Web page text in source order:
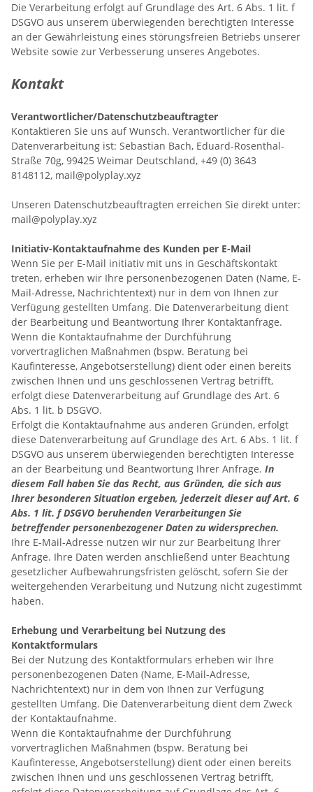
Die Verarbeitung erfolgt auf Grundlage des Art. 6 Abs. 1 lit. f
DSGVO aus unserem überwiegenden berechtigten Interesse
an der Gewährleistung eines störungsfreien Betriebs unserer
Website sowie zur Verbesserung unseres Angebotes.
Kontakt
Verantwortlicher/Datenschutzbeauftragter
Kontaktieren Sie uns auf Wunsch. Verantwortlicher für die
Datenverarbeitung ist: Sebastian Bach, Eduard-Rosenthal-
Straße 70g, 99425 Weimar Deutschland, +49 (0) 3643
8148112, mail@polyplay.xyz
Unseren Datenschutzbeauftragten erreichen Sie direkt unter:
mail@polyplay.xyz
Initiativ-Kontaktaufnahme des Kunden per E-Mail
Wenn Sie per E-Mail initiativ mit uns in Geschäftskontakt
treten, erheben wir Ihre personenbezogenen Daten (Name, E-
Mail-Adresse, Nachrichtentext) nur in dem von Ihnen zur
Verfügung gestellten Umfang. Die Datenverarbeitung dient
der Bearbeitung und Beantwortung Ihrer Kontaktanfrage.
Wenn die Kontaktaufnahme der Durchführung
vorvertraglichen Maßnahmen (bspw. Beratung bei
Kaufinteresse, Angebotserstellung) dient oder einen bereits
zwischen Ihnen und uns geschlossenen Vertrag betrifft,
erfolgt diese Datenverarbeitung auf Grundlage des Art. 6
Abs. 1 lit. b DSGVO.
Erfolgt die Kontaktaufnahme aus anderen Gründen, erfolgt
diese Datenverarbeitung auf Grundlage des Art. 6 Abs. 1 lit. f
DSGVO aus unserem überwiegenden berechtigten Interesse
an der Bearbeitung und Beantwortung Ihrer Anfrage. In
diesem Fall haben Sie das Recht, aus Gründen, die sich aus
Ihrer besonderen Situation ergeben, jederzeit dieser auf Art. 6
Abs. 1 lit. f DSGVO beruhenden Verarbeitungen Sie
betreffender personenbezogener Daten zu widersprechen.
Ihre E-Mail-Adresse nutzen wir nur zur Bearbeitung Ihrer
Anfrage. Ihre Daten werden anschließend unter Beachtung
gesetzlicher Aufbewahrungsfristen gelöscht, sofern Sie der
weitergehenden Verarbeitung und Nutzung nicht zugestimmt
haben.
Erhebung und Verarbeitung bei Nutzung des
Kontaktformulars
Bei der Nutzung des Kontaktformulars erheben wir Ihre
personenbezogenen Daten (Name, E-Mail-Adresse,
Nachrichtentext) nur in dem von Ihnen zur Verfügung
gestellten Umfang. Die Datenverarbeitung dient dem Zweck
der Kontaktaufnahme.
Wenn die Kontaktaufnahme der Durchführung
vorvertraglichen Maßnahmen (bspw. Beratung bei
Kaufinteresse, Angebotserstellung) dient oder einen bereits
zwischen Ihnen und uns geschlossenen Vertrag betrifft,